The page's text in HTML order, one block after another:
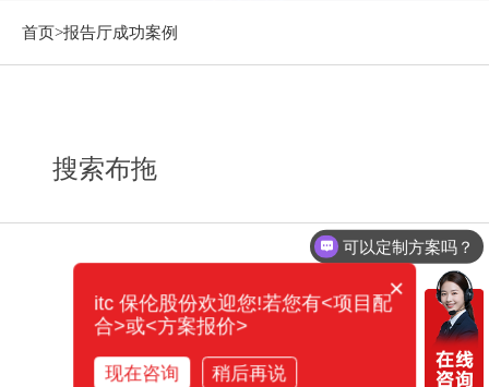
首页>报告厅成功案例
搜索布拖
可以定制方案吗？
×
itc 保伦股份欢迎您!若您有<项目配
合>或<方案报价>
现在咨询 稍后再说